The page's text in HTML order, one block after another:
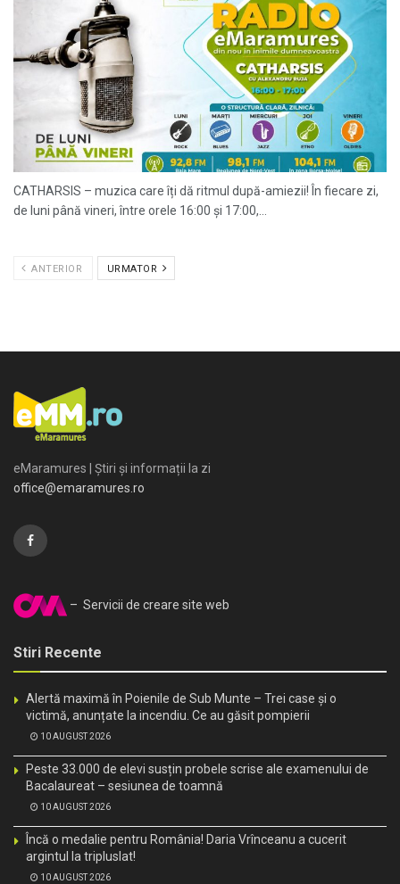
CATHARSIS – muzica care îți dă ritmul după-amiezii! În fiecare zi,
de luni până vineri, între orele 16:00 și 17:00,...
ANTERIOR URMATOR
eMaramures | Știri și informații la zi
office@emaramures.ro
– Servicii de creare site web
Stiri Recente
Alertă maximă în Poienile de Sub Munte – Trei case și o
victimă, anunțate la incendiu. Ce au găsit pompierii
10 AUGUST 2026
Peste 33.000 de elevi susțin probele scrise ale examenului de
Bacalaureat – sesiunea de toamnă
10 AUGUST 2026
Încă o medalie pentru România! Daria Vrînceanu a cucerit
argintul la tripluslat!
10 AUGUST 2026